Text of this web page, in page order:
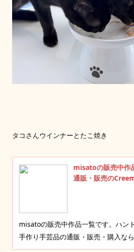
タコさんウインナーとたこ焼き
misatoの販売中作
通販・販売の
misatoの販売中作品一覧です。ハン
手作り手芸品の通販・販売・購入な